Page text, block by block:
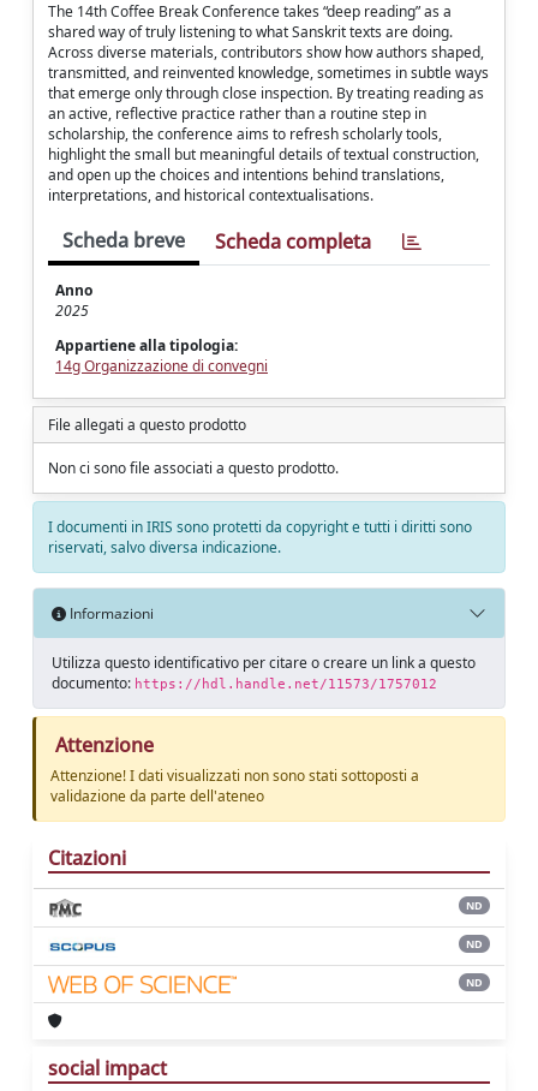
The 14th Coffee Break Conference takes “deep reading” as a
shared way of truly listening to what Sanskrit texts are doing.
Across diverse materials, contributors show how authors shaped,
transmitted, and reinvented knowledge, sometimes in subtle ways
that emerge only through close inspection. By treating reading as
an active, reflective practice rather than a routine step in
scholarship, the conference aims to refresh scholarly tools,
highlight the small but meaningful details of textual construction,
and open up the choices and intentions behind translations,
interpretations, and historical contextualisations.
Scheda breve Scheda completa
Anno
2025
Appartiene alla tipologia:
14g Organizzazione di convegni
File allegati a questo prodotto
Non ci sono file associati a questo prodotto.
I documenti in IRIS sono protetti da copyright e tutti i diritti sono
riservati, salvo diversa indicazione.
Informazioni
Utilizza questo identificativo per citare o creare un link a questo
documento: https://hdl.handle.net/11573/1757012
Attenzione
Attenzione! I dati visualizzati non sono stati sottoposti a
validazione da parte dell'ateneo
Citazioni
ND
ND
ND
social impact